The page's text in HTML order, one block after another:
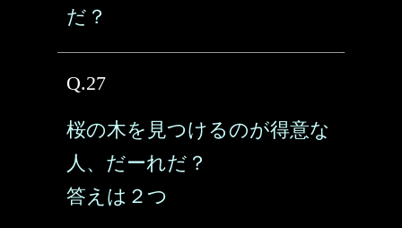
だ？
Q.27
桜の木を見つけるのが得意な
人、だーれだ？
答えは２つ